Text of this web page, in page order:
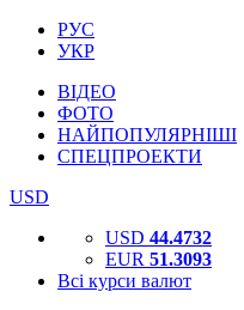
РУС
УКР
ВІДЕО
ФОТО
НАЙПОПУЛЯРНІШІ
СПЕЦПРОЕКТИ
USD
USD 44.4732
EUR 51.3093
Всі курси валют